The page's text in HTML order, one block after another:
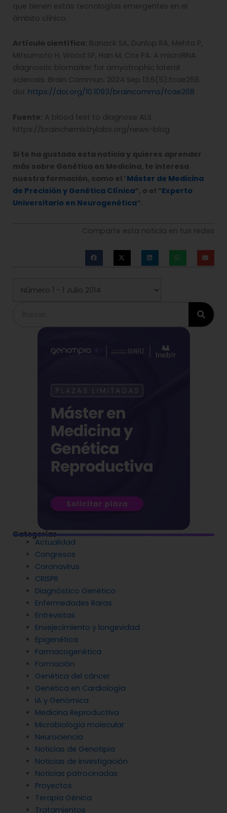
que tienen estas tecnologías emergentes en el
ámbito clínico.
Artículo científico: Banack SA, Dunlop RA, Mehta P,
Mitsumoto H, Wood SP, Han M, Cox PA. A microRNA
diagnostic biomarker for amyotrophic lateral
sclerosis. Brain Commun. 2024 Sep 13;6(5):fcae268.
doi: https://doi.org/10.1093/braincomms/fcae268
Fuente: A blood test to diagnose ALS.
https://brainchemistrylabs.org/news-blog
Si te ha gustado esta noticia y quieres aprender
más sobre Genética en Medicina, te interesa
nuestra formación, como el “Máster de Medicina
de Precisión y Genética Clínica“, o el “Experto
Universitario en Neurogenética“.
Comparte esta noticia en tus redes
Categorías
Actualidad
Congresos
Coronavirus
CRISPR
Diagnóstico Genético
Enfermedades Raras
Entrevistas
Envejecimiento y longevidad
Epigenética
Farmacogenética
Formación
Genética del cáncer
Genética en Cardiología
IA y Genómica
Medicina Reproductiva
Microbiología molecular
Neurociencia
Noticias de Genotipia
Noticias de investigación
Noticias patrocinadas
Proyectos
Terapia Génica
Tratamientos